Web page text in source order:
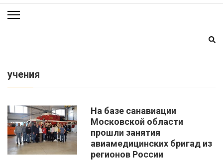
учения
На базе санавиации
Московской области
прошли занятия
авиамедицинских бригад из
регионов России